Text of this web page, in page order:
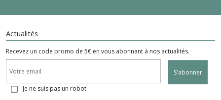
Actualités
Recevez un code promo de 5€ en vous abonnant à nos actualités.
S'abonner
Je ne suis pas un robot